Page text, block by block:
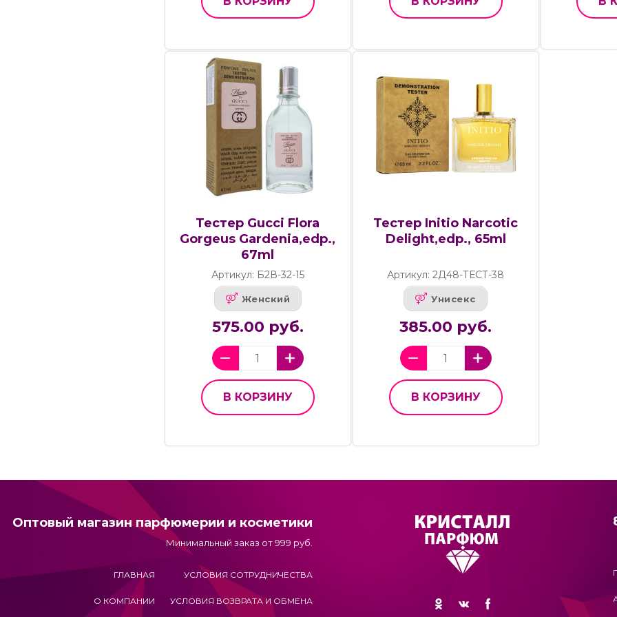
Тестер Gucci Flora
Gorgeus Gardenia,edp.,
67ml
Артикул: Б2В-32-15
Женский
575.00 руб.
В КОРЗИНУ
Тестер Initio Narcotic
Delight,edp., 65ml
Артикул: 2Д48-ТЕСТ-38
Унисекс
385.00 руб.
В КОРЗИНУ
Оптовый магазин парфюмерии и косметики
Минимальный заказ от 999 руб.
ГЛАВНАЯ
О КОМПАНИИ
УСЛОВИЯ СОТРУДНИЧЕСТВА
УСЛОВИЯ ВОЗВРАТА И ОБМЕНА